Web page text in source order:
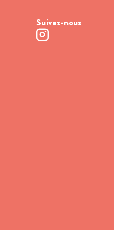
Suivez-nous